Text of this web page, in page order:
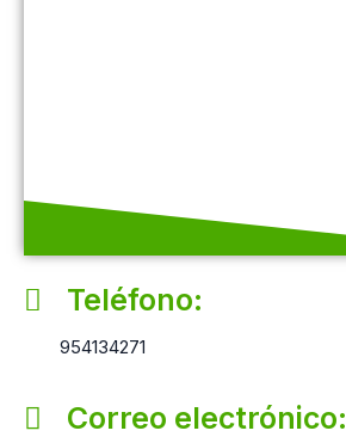
Teléfono:
954134271
Correo electrónico: